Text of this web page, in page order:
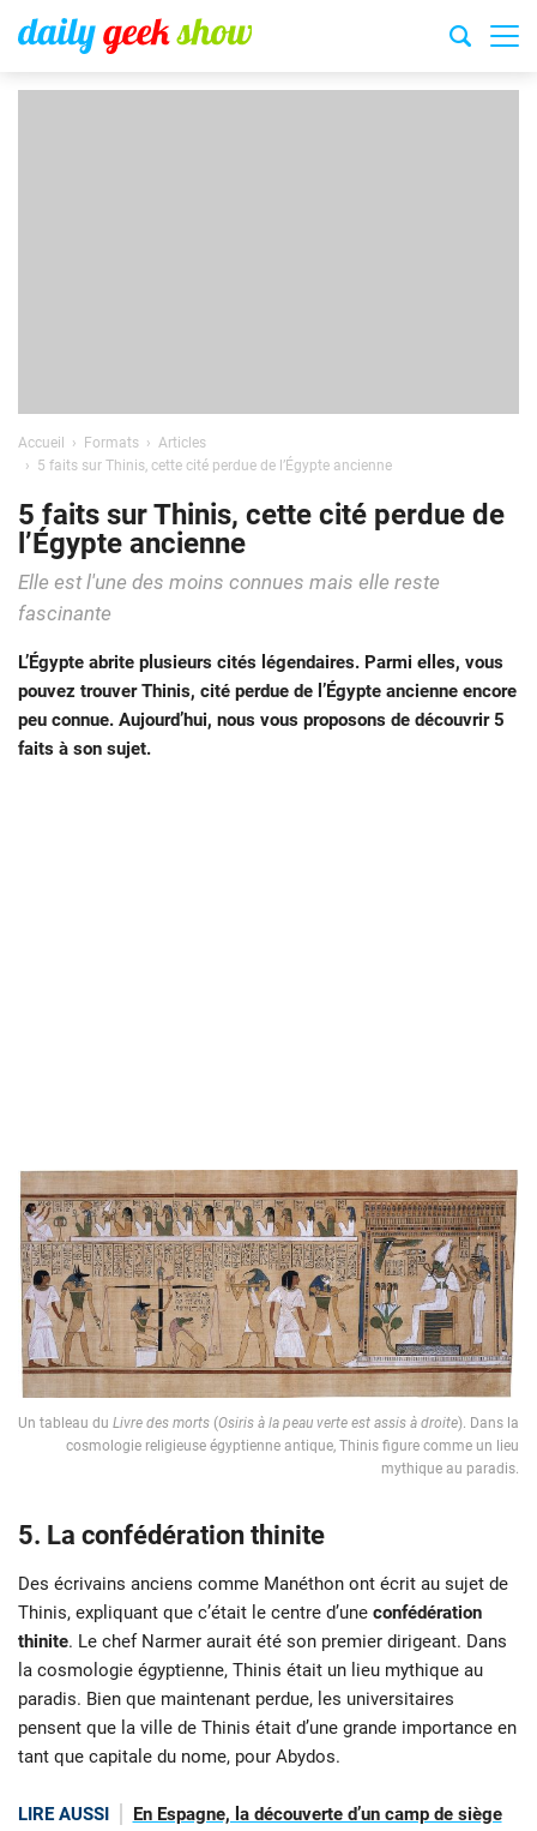
Accueil Formats
Articles
5 faits sur Thinis, cette cité perdue de l’Égypte ancienne
5 faits sur Thinis, cette cité perdue de
l’Égypte ancienne
Elle est l'une des moins connues mais elle reste
fascinante
L’Égypte abrite plusieurs cités légendaires. Parmi elles, vous
pouvez trouver Thinis, cité perdue de l’Égypte ancienne encore
peu connue. Aujourd’hui, nous vous proposons de découvrir 5
faits à son sujet.
Un tableau du Livre des morts (Osiris à la peau verte est assis à droite). Dans la
cosmologie religieuse égyptienne antique, Thinis figure comme un lieu
mythique au paradis.
5. La confédération thinite
Des écrivains anciens comme Manéthon ont écrit au sujet de
Thinis, expliquant que c’était le centre d’une confédération
thinite. Le chef Narmer aurait été son premier dirigeant. Dans
la cosmologie égyptienne, Thinis était un lieu mythique au
paradis. Bien que maintenant perdue, les universitaires
pensent que la ville de Thinis était d’une grande importance en
tant que capitale du nome, pour Abydos.
LIRE AUSSI
En Espagne, la découverte d’un camp de siège